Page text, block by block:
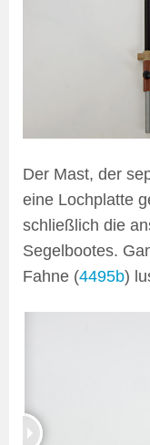
Der Mast, der
eine Lochplatte
schließlich die
Segelbootes.
Fahne (4495b)